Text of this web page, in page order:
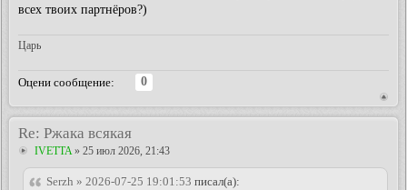
всех твоих партнёров?)
Царь
Оцени сообщение:
0
Re: Ржака всякая
IVETTA» 25 июл 2026, 21:43
Serzh » 2026-07-25 19:01:53 писал(а):